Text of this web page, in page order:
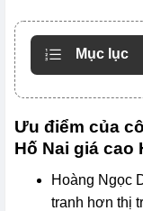
Mục lục
Ưu điểm của
Hố Nai giá cao
Hoàng Ngọc
tranh hơn thị